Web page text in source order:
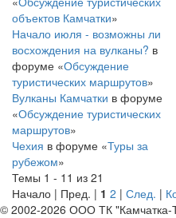
объектов Камчатки»
Начало июля - возможны ли
восхождения на вулканы? в
форуме «Обсуждение
туристических маршрутов»
Вулканы Камчатки в форуме
«Обсуждение туристических
маршрутов»
Чехия в форуме «Туры за
рубежом»
Темы 1 - 11 из 21
Начало | Пред. | 1 2 | След. |
© 2002-2026 ООО ТК "Камчатка-